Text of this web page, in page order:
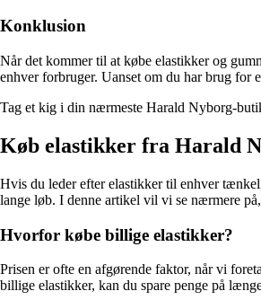
Konklusion
Når det kommer til at købe elastikker og
enhver forbruger. Uanset om du har brug
Tag et kig i din nærmeste Harald Nyborg-
Køb elastikker fra Harald
Hvis du leder efter elastikker til enhver
lange løb. I denne artikel vil vi se nærmere
Hvorfor købe billige elastikker?
Prisen er ofte en afgørende faktor, når vi
billige elastikker, kan du spare penge på